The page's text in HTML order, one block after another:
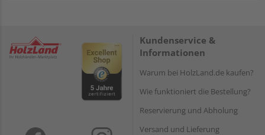
Kundenservice &
Informationen
Warum bei HolzLand.de kaufen?
Wie funktioniert die Bestellung?
Reservierung und Abholung
Versand und Lieferung